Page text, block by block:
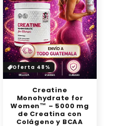
Oferta 48%
Creatine
Monohydrate for
Women™ – 5000 mg
de Creatina con
Colágeno y BCAA